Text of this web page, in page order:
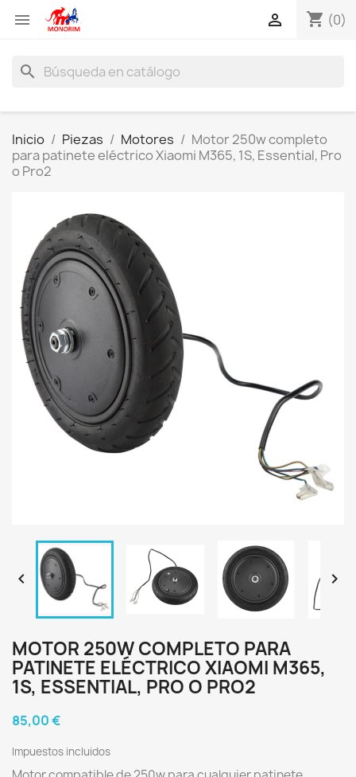
 shopping_cart (0)

search
Inicio Piezas Motores
Motor 250w completo
para patinete eléctrico Xiaomi M365, 1S, Essential, Pro
o Pro2
 
MOTOR 250W COMPLETO PARA
PATINETE ELÉCTRICO XIAOMI M365,
1S, ESSENTIAL, PRO O PRO2
85,00 €
Impuestos incluidos